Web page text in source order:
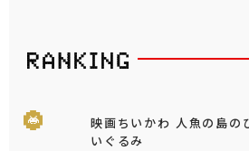
映画ちいかわ 人魚の島の
いぐるみ